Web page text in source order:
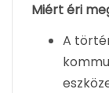
Miért éri
A